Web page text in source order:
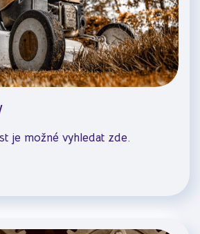
je možné vyhledat zde.